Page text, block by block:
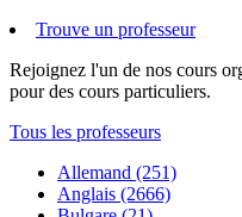
Trouve un professeur
Rejoignez l'un de nos cours
pour des cours particuliers.
Tous les professeurs
Allemand (251)
Anglais (2666)